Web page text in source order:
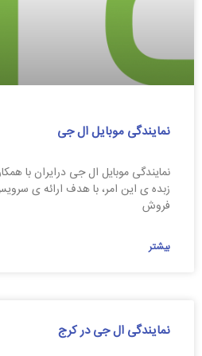
نمایندگی موبایل ال جی
نمایندگی موبایل ال جی درایران با
زبده ی این امر، با هدف ارائه ی
فروش
بیشتر
نمایندگی ال جی در کرج